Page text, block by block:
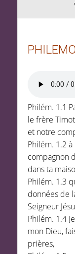
Philém. 1.1
le frère
et notre
Philém. 1.2
compagnon
dans ta
Philém. 1.3
données de
Seigneur
Philém. 1.4
mon Dieu,
prières,